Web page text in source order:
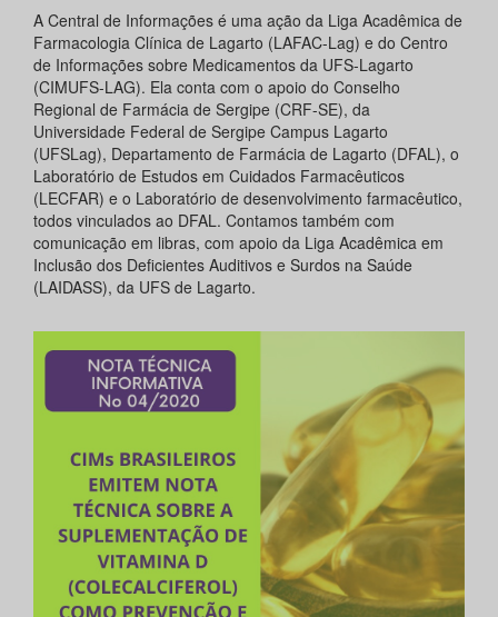
A Central de Informações é uma ação da Liga Acadêmica de
Farmacologia Clínica de Lagarto (LAFAC-Lag) e do Centro
de Informações sobre Medicamentos da UFS-Lagarto
(CIMUFS-LAG). Ela conta com o apoio do Conselho
Regional de Farmácia de Sergipe (CRF-SE), da
Universidade Federal de Sergipe Campus Lagarto
(UFSLag), Departamento de Farmácia de Lagarto (DFAL), o
Laboratório de Estudos em Cuidados Farmacêuticos
(LECFAR) e o Laboratório de desenvolvimento farmacêutico,
todos vinculados ao DFAL. Contamos também com
comunicação em libras, com apoio da Liga Acadêmica em
Inclusão dos Deficientes Auditivos e Surdos na Saúde
(LAIDASS), da UFS de Lagarto.